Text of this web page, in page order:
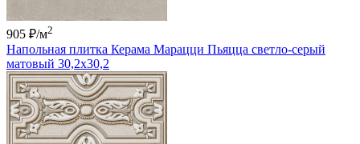
905 ₽/м2
Напольная плитка Керама Марацци Пьяцца светло-серый
матовый 30,2x30,2